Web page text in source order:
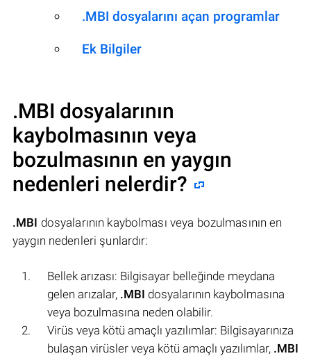
.MBI dosyalarını açan programlar
Ek Bilgiler
.MBI dosyalarının
kaybolmasının veya
bozulmasının en yaygın
nedenleri nelerdir?
.MBI dosyalarının kaybolması veya bozulmasının en
yaygın nedenleri şunlardır:
Bellek arızası: Bilgisayar belleğinde meydana
gelen arızalar, .MBI dosyalarının kaybolmasına
veya bozulmasına neden olabilir.
Virüs veya kötü amaçlı yazılımlar: Bilgisayarınıza
bulaşan virüsler veya kötü amaçlı yazılımlar, .MBI